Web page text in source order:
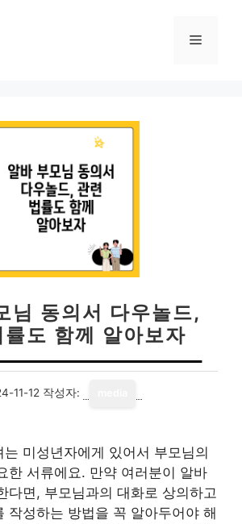
메
님 동의서 다우놀드,
률도 함께 알아보자
11-12 작성자:
미성년자에게 있어서 부모님의
한 서류에요. 만약 여러분이 알바
다면, 부모님과의 대화로 상의하고
작성하는 방법을 꼭 알아두어야 해